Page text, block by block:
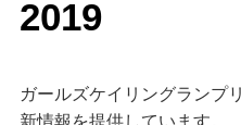
2019
ガールズケイリングランプ
新情報を提供しています。